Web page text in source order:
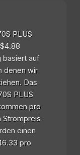
PLUS
basiert auf
denen wir
Das
PLUS
pro
Strompreis
einen
pro